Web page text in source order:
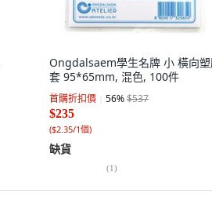
Ongdalsaem學生名牌 小 橫向塑
套 95*65mm, 混色, 100件
首購折扣價 56%$537
$235
($2.35/1個)
缺貨
(1)